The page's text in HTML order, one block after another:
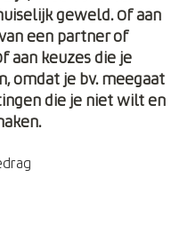
geweld. Of aan
een partner of
aan keuzes die je
omdat je bv. meegaat
die je niet wilt en